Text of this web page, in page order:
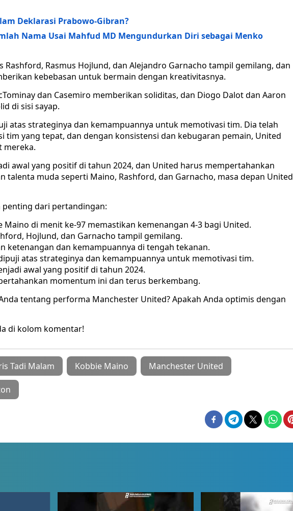
Deklarasi Prabowo-Gibran?
Nama Usai Mahfud MD Mengundurkan Diri sebagai Menko
Rashford, Rasmus Hojlund, dan Alejandro Garnacho tampil gemilang, dan
kebebasan untuk bermain dengan kreativitasnya.
dan Casemiro memberikan soliditas, dan Diogo Dalot dan Aaron
di sisi sayap.
atas strateginya dan kemampuannya untuk memotivasi tim. Dia telah
tim yang tepat, dan dengan konsistensi dan kebugaran pemain, United
mereka.
awal yang positif di tahun 2024, dan United harus mempertahankan
talenta muda seperti Maino, Rashford, dan Garnacho, masa depan United
dari pertandingan:
Maino di menit ke-97 memastikan kemenangan 4-3 bagi United.
Hojlund, dan Garnacho tampil gemilang.
ketenangan dan kemampuannya di tengah tekanan.
atas strateginya dan kemampuannya untuk memotivasi tim.
awal yang positif di tahun 2024.
momentum ini dan terus berkembang.
tentang performa Manchester United? Apakah Anda optimis dengan
di kolom komentar!
Tadi Malam Kobbie Maino Manchester United